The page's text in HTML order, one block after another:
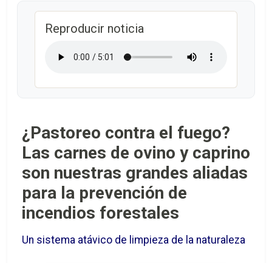
Reproducir noticia
¿Pastoreo contra el fuego?
Las carnes de ovino y caprino
son nuestras grandes aliadas
para la prevención de
incendios forestales
Un sistema atávico de limpieza de la naturaleza